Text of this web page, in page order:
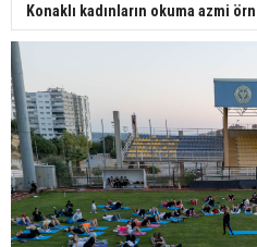
Konaklı kadınların okuma azmi